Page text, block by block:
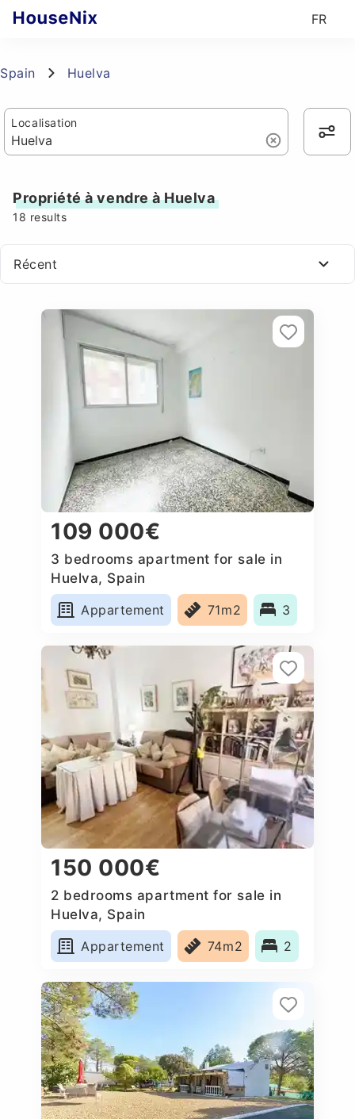
FR
Spain Huelva
Localisation
Propriété à vendre à Huelva
18 results
Récent
109 000€
3 bedrooms apartment for sale in
Huelva, Spain
Appartement
71m2 3
150 000€
2 bedrooms apartment for sale in
Huelva, Spain
Appartement
74m2 2